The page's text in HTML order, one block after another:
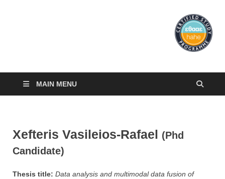
MAIN MENU
Xefteris Vasileios-Rafael
(Phd
Candidate)
Thesis title: Data analysis and multimodal data fusion of